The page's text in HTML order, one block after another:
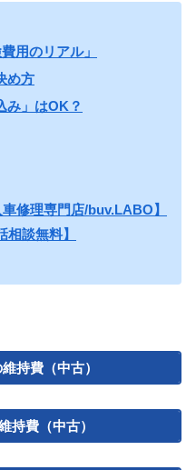
用のリアル」
め方
み」はOK？
修理専門店/buv.LABO】
談無料】
持費（中古）
持費（中古）